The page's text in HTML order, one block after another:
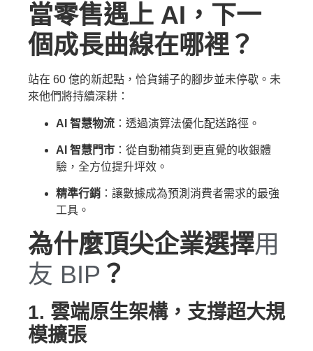
當零售遇上 AI，下一
個成長曲線在哪裡？
站在 60 億的新起點，恰貨鋪子的腳步並未停歇。未
來他們將持續深耕：
AI 智慧物流 ：透過演算法優化配送路徑。
AI 智慧門市 ：從自動補貨到更直覺的收銀體
驗，全方位提升坪效。
精準行銷 ：讓數據成為預測消費者需求的最強
工具。
為什麼頂尖企業選擇用
友 BIP ？
1. 雲端原生架構，支撐超大規
模擴張